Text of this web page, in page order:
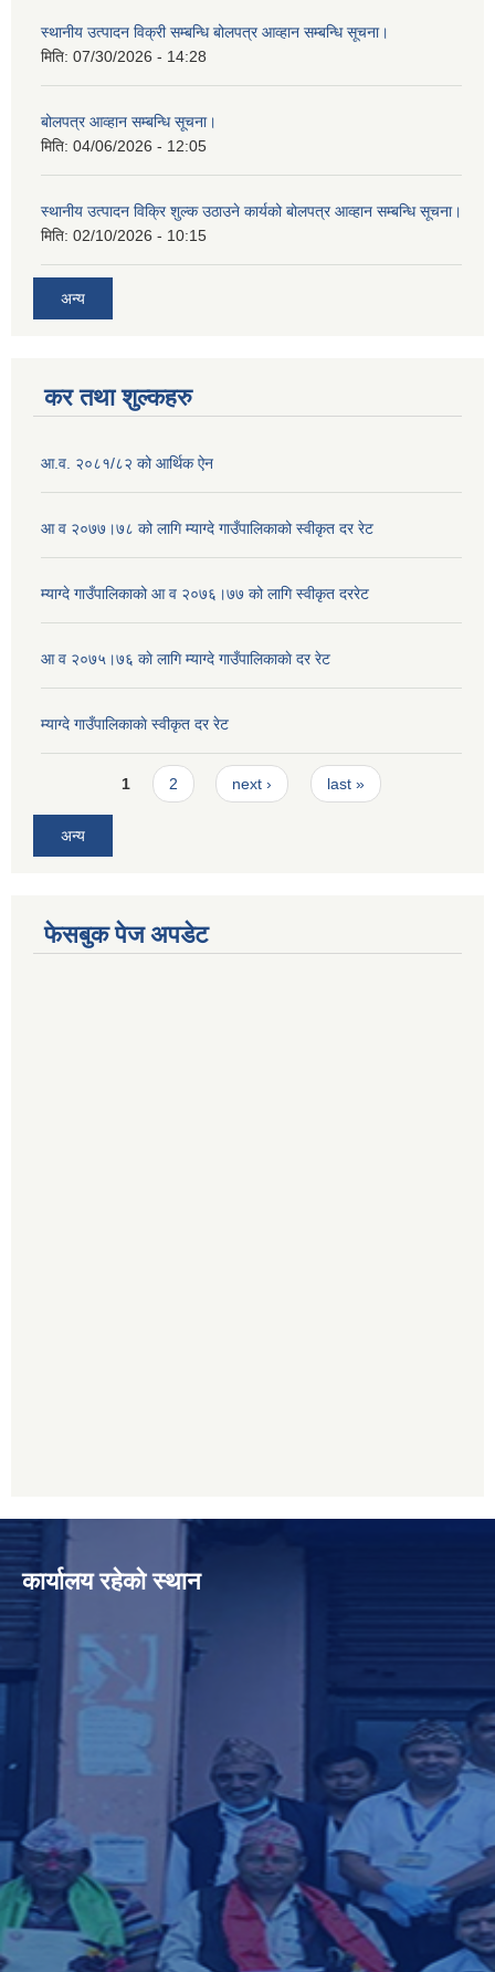
स्थानीय उत्पादन विक्री सम्बन्धि बोलपत्र आव्हान सम्बन्धि सूचना।
मिति: 07/30/2026 - 14:28
बोलपत्र आव्हान सम्बन्धि सूचना।
मिति: 04/06/2026 - 12:05
स्थानीय उत्पादन विक्रि शुल्क उठाउने कार्यको बोलपत्र आव्हान सम्बन्धि सूचना।
मिति: 02/10/2026 - 10:15
अन्य
कर तथा शुल्कहरु
आ.व. २०८१/८२ को आर्थिक ऐन
आ व २०७७।७८ को लागि म्याग्दे गाउँपालिकाको स्वीकृत दर रेट
म्याग्दे गाउँपालिकाको आ व २०७६।७७ को लागि स्वीकृत दररेट
आ व २०७५।७६ काे लागि म्याग्दे गाउँपालिकाकाे दर रेट
म्याग्दे गाउँपालिकाकाे स्वीकृत दर रेट
Pages1 2 next › last »
अन्य
फेसबुक पेज अपडेट
कार्यालय रहेको स्थान